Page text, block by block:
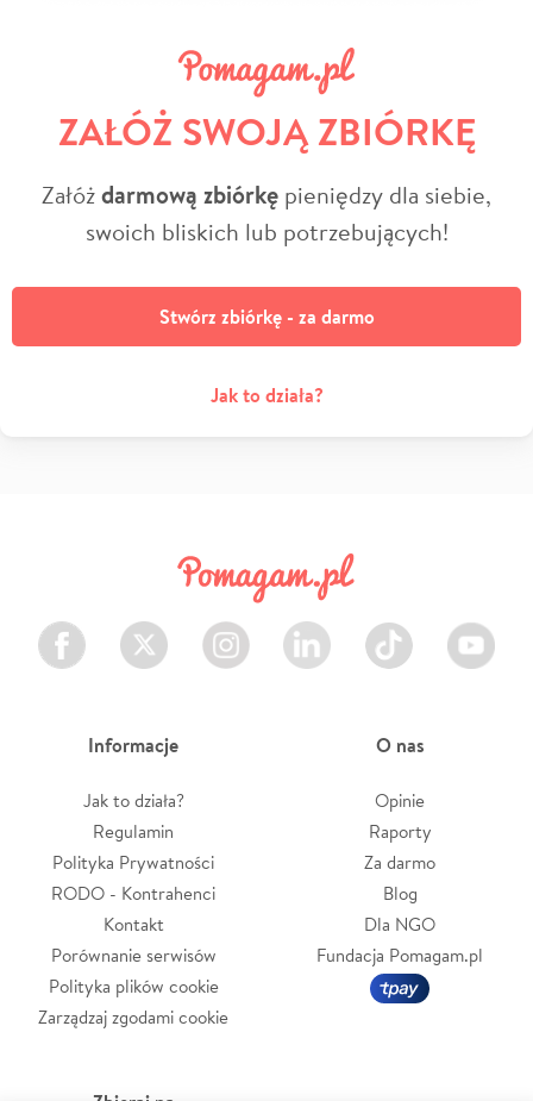
ZAŁÓŻ SWOJĄ ZBIÓRKĘ
Załóżdarmową zbiórkę pieniędzy dla siebie,
swoich bliskich lub potrzebujących!
Stwórz zbiórkę - za darmo
Jak to działa?
Facebook Twitter Instagram LinkedIn TikTok Youtube
Informacje
Jak to działa?
Regulamin
Polityka Prywatności
RODO - Kontrahenci
Kontakt
Porównanie serwisów
Polityka plików cookie
Zarządzaj zgodami cookie
O nas
Opinie
Raporty
Za darmo
Blog
Dla NGO
Fundacja Pomagam.pl